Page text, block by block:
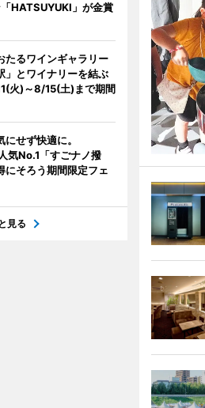
HATSUYUKI」が金賞
たるワインギャラリー
」とワイナリーを結ぶ
火)～8/15(土)まで期間
せず快適に。
気No.1「すごナノ撥
にそろう期間限定フェ
見る